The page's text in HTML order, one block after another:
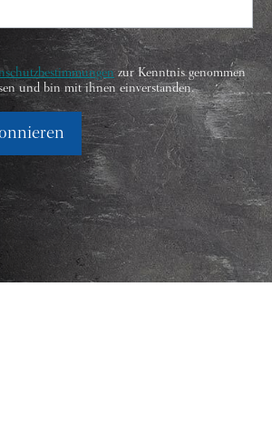
zur Kenntnis genommen
und bin mit ihnen einverstanden.